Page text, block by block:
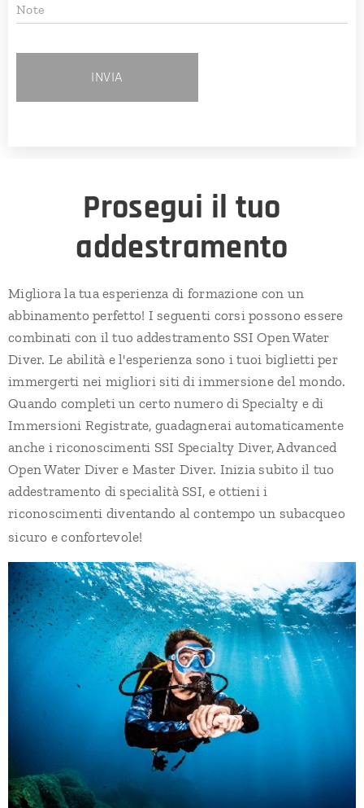
Note
INVIA
Prosegui il tuo
addestramento
Migliora la tua esperienza di formazione con un
abbinamento perfetto! I seguenti corsi possono essere
combinati con il tuo addestramento SSI Open Water
Diver. Le abilità e l'esperienza sono i tuoi biglietti per
immergerti nei migliori siti di immersione del mondo.
Quando completi un certo numero di Specialty e di
Immersioni Registrate, guadagnerai automaticamente
anche i riconoscimenti SSI Specialty Diver, Advanced
Open Water Diver e Master Diver. Inizia subito il tuo
addestramento di specialità SSI, e ottieni i
riconoscimenti diventando al contempo un subacqueo
sicuro e confortevole!